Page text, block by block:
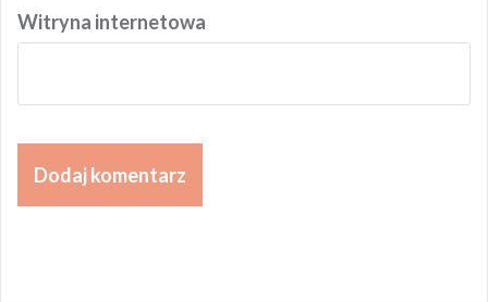
Witryna internetowa